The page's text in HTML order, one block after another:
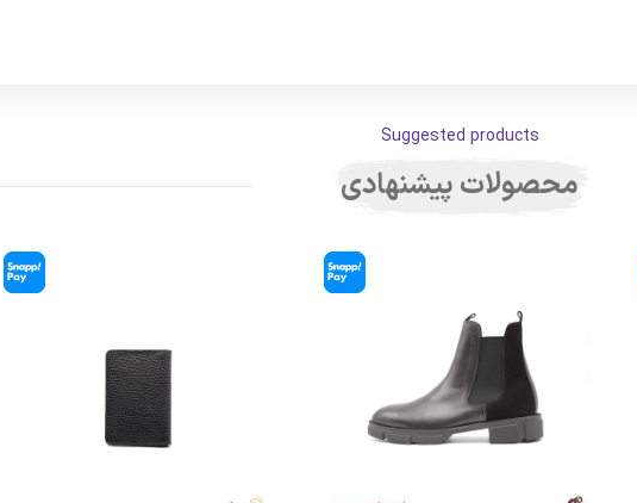
Suggested products
محصولات پیشنهادی